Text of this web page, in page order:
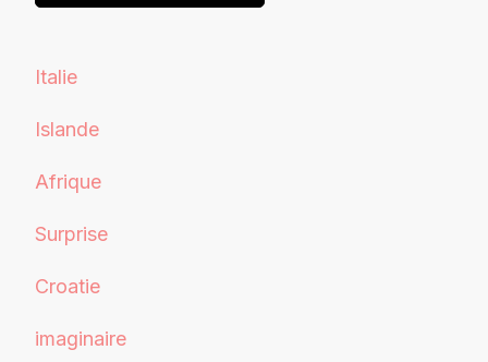
Italie
Islande
Afrique
Surprise
Croatie
imaginaire